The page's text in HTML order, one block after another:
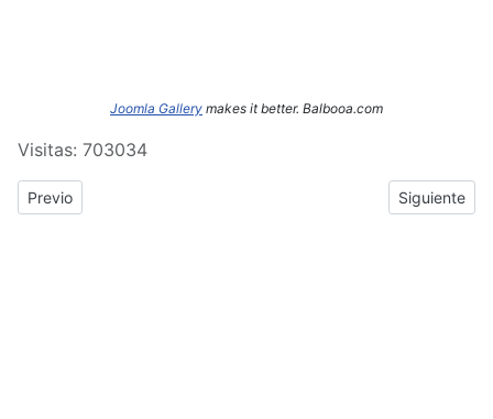
Joomla Gallery makes it better. Balbooa.com
Visitas: 703034
Previous article: ERASMUS+: Crónica del tercer y cuarto día de
Previo Next article:
Siguiente